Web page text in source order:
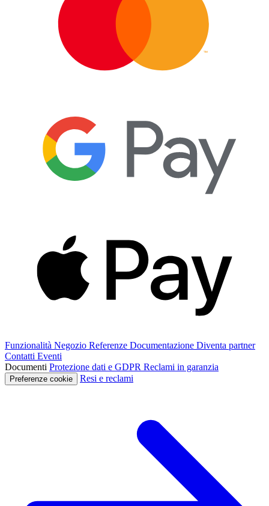
Funzionalità Negozio Referenze Documentazione Diventa partner
Contatti Eventi
Documenti Protezione dati e GDPR Reclami in garanzia
Preferenze cookie Resi e reclami